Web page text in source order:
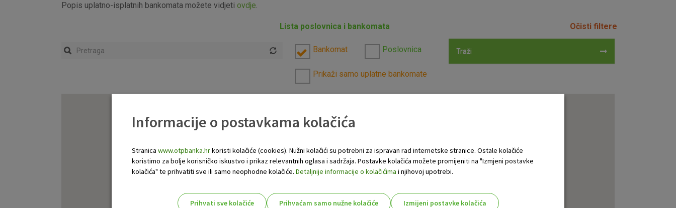
Popis uplatno-isplatnih bankomata možete vidjeti ovdje.
Lista poslovnica i bankomata Očisti filtere
Bankomat Poslovnica Traži
Prikaži samo uplatne bankomate
Informacije o postavkama kolačića
Stranica www.otpbanka.hrkoristi kolačiće (cookies). Nužni kolačići su potrebni za ispravan rad internetske stranice. Ostale kolačiće
koristimo za bolje korisničko iskustvo i prikaz relevantnih oglasa i sadržaja. Postavke kolačića možete promijeniti na "Izmjeni postavke
kolačića" te prihvatiti sve ili samo neophodne kolačiće. Detaljnije informacije o kolačićima i njihovoj upotrebi.
Prihvati sve kolačiće Prihvaćam samo nužne kolačiće
Izmijeni postavke kolačića